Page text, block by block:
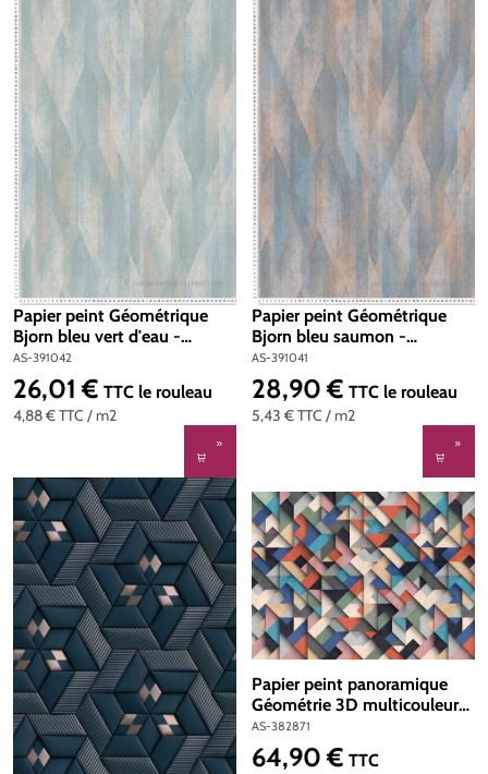
Papier peint Géométrique
Bjorn bleu vert d'eau -
Metropolitan Stories 3 d'A.S.
Création | Réf. AS-391042
AS-391042
4,88 €TTC / m2
Prix régulier :
26,01 € TTC le rouleau
Papier peint Géométrique
Bjorn bleu saumon -
Metropolitan Stories 3 d'A.S.
Création | Réf. AS-391041
AS-391041
5,43 €TTC / m2
Prix régulier :
28,90 € TTC le rouleau
Papier peint panoramique
Géométrie 3D multicouleurs
- The Wall d'A.S. Création |
Réf. AS-382871
AS-382871
Prix régulier :
64,90 € TTC